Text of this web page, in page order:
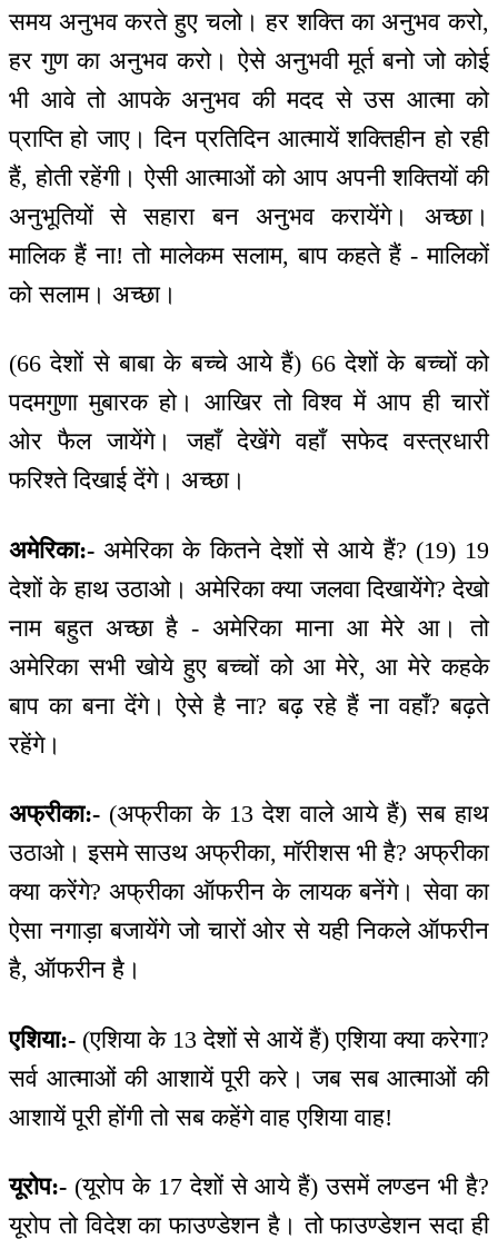
समय अनुभव करते हुए चलो। हर शक्ति का अनुभव करो,
हर गुण का अनुभव करो। ऐसे अनुभवी मूर्त बनो जो कोई
भी आवे तो आपके अनुभव की मदद से उस आत्मा को
प्राप्ति हो जाए। दिन प्रतिदिन आत्मायें शक्तिहीन हो रही
हैं, होती रहेंगी। ऐसी आत्माओं को आप अपनी शक्तियों की
अनुभूतियों से सहारा बन अनुभव करायेंगे। अच्छा।
मालिक हैं ना! तो मालेकम सलाम, बाप कहते हैं - मालिकों
को सलाम। अच्छा।
(66 देशों से बाबा के बच्चे आये हैं) 66 देशों के बच्चों को
पदमगुणा मुबारक हो। आखिर तो विश्व में आप ही चारों
ओर फैल जायेंगे। जहाँ देखेंगे वहाँ सफेद वस्त्रधारी
फरिश्ते दिखाई देंगे। अच्छा।
अमेरिका:- अमेरिका के कितने देशों से आये हैं? (19) 19
देशों के हाथ उठाओ। अमेरिका क्या जलवा दिखायेंगे? देखो
नाम बहुत अच्छा है - अमेरिका माना आ मेरे आ। तो
अमेरिका सभी खोये हुए बच्चों को आ मेरे, आ मेरे कहके
बाप का बना देंगे। ऐसे है ना? बढ़ रहे हैं ना वहाँ? बढ़ते
रहेंगे।
अफ्रीका:- (अफ्रीका के 13 देश वाले आये हैं) सब हाथ
उठाओ। इसमे साउथ अफ्रीका, मॉरीशस भी है? अफ्रीका
क्या करेंगे? अफ्रीका ऑफरीन के लायक बनेंगे। सेवा का
ऐसा नगाड़ा बजायेंगे जो चारों ओर से यही निकले ऑफरीन
है, ऑफरीन है।
एशिया:- (एशिया के 13 देशों से आयें हैं) एशिया क्या करेगा?
सर्व आत्माओं की आशायें पूरी करे। जब सब आत्माओं की
आशायें पूरी होंगी तो सब कहेंगे वाह एशिया वाह!
यूरोप:- (यूरोप के 17 देशों से आये हैं) उसमें लण्डन भी है?
यूरोप तो विदेश का फाउण्डेशन है। तो फाउण्डेशन सदा ही